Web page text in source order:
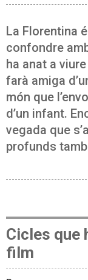
La Florentina
confondre
ha anat a
farà amiga
món que
d’un infant.
vegada que
profunds
Cicles que
film